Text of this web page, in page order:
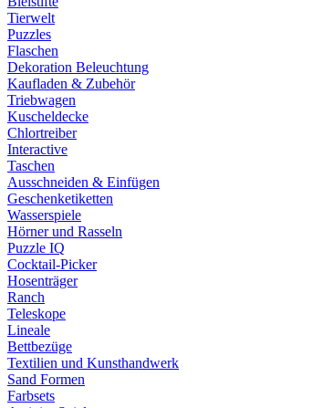
Tierwelt
Puzzles
Flaschen
Dekoration Beleuchtung
Kaufladen & Zubehör
Triebwagen
Kuscheldecke
Chlortreiber
Interactive
Taschen
Ausschneiden & Einfügen
Geschenketiketten
Wasserspiele
Hörner und Rasseln
Puzzle IQ
Cocktail-Picker
Hosenträger
Ranch
Teleskope
Lineale
Bettbezüge
Textilien und Kunsthandwerk
Sand Formen
Farbsets